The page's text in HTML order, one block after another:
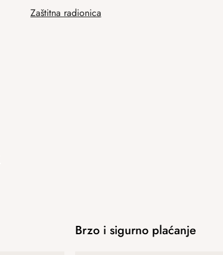
Zaštitna radionica
Brzo i sigurno plaćanje